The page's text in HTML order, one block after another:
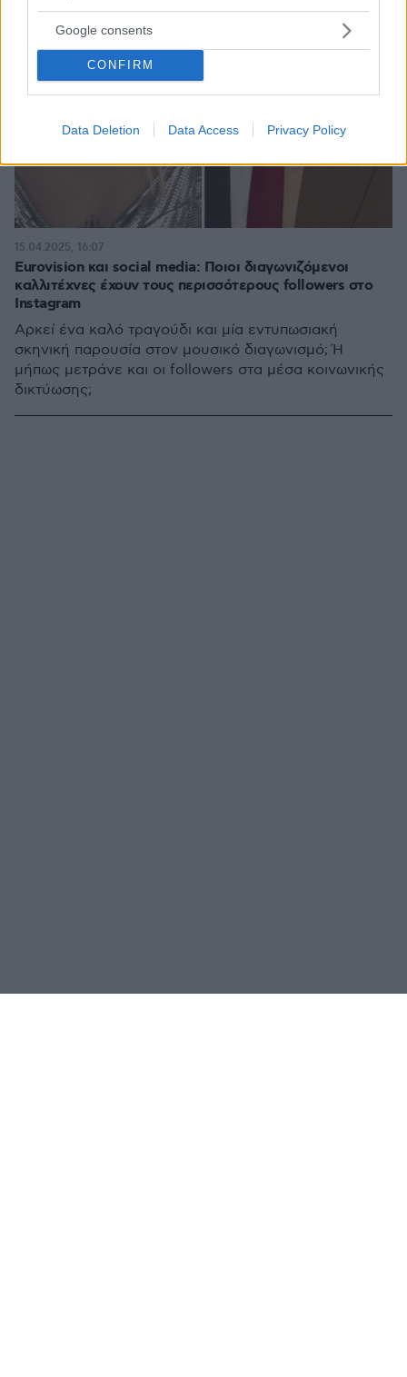
Google consents
CONFIRM
Data Deletion Data Access Privacy Policy
Eurovision και social media: Ποιοι διαγωνιζόμενοι
καλλιτέχνες έχουν τους περισσότερους followers στο
Instagram
Αρκεί ένα καλό τραγούδι και μία εντυπωσιακή
σκηνική παρουσία στον μουσικό διαγωνισμό; Ή
μήπως μετράνε και οι followers στα μέσα κοινωνικής
δικτύωσης;
15.04.2025, 16:07